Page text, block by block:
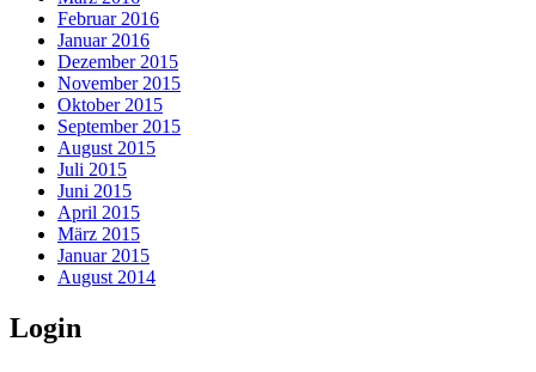
Februar 2016
Januar 2016
Dezember 2015
November 2015
Oktober 2015
September 2015
August 2015
Juli 2015
Juni 2015
April 2015
März 2015
Januar 2015
August 2014
Login